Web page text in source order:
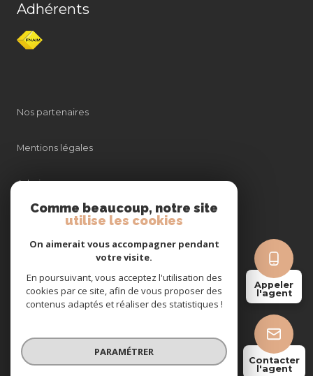
Appeler
l'agent
Contacter
l'agent
Adhérents
Nos partenaires
Mentions légales
Admin
Nos honoraires
Cookies
© 2026 | Tous droits réservés
Comme beaucoup, notre site
utilise les cookies
On aimerait vous accompagner pendant
votre visite.
En poursuivant, vous acceptez l'utilisation des
cookies par ce site, afin de vous proposer des
contenus adaptés et réaliser des statistiques !
PARAMÉTRER